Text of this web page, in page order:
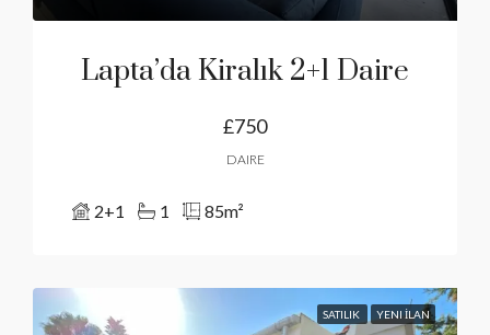
Lapta’da Kiralık 2+1 Daire
£750
DAIRE
2+1 1 85m²
SATILIK YENI İLAN